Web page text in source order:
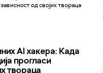
AI хакера: Када
прогласи
твораца